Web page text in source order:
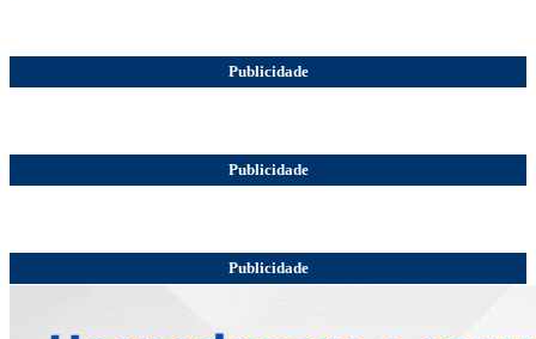
Publicidade
Publicidade
Publicidade